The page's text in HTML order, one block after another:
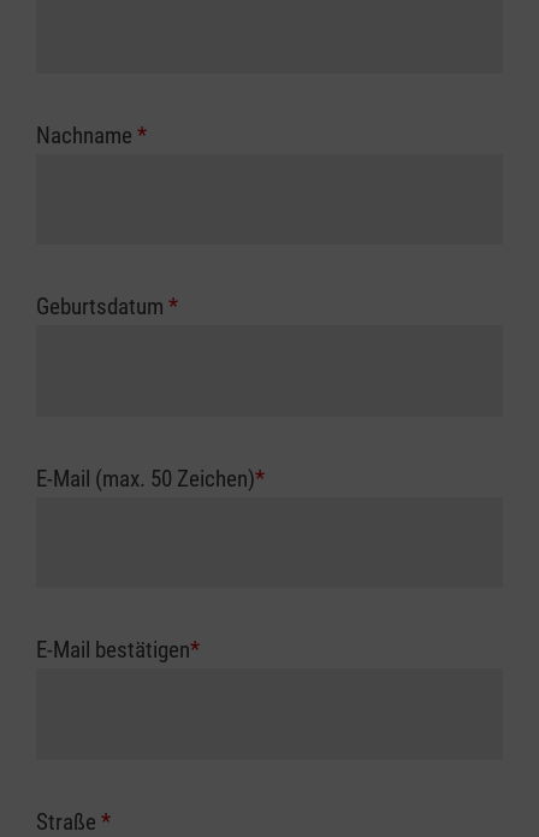
Nachname *
Geburtsdatum *
E-Mail (max. 50 Zeichen)*
E-Mail bestätigen*
Straße *